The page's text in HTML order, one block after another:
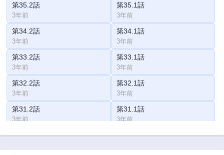
第35.2話
3年前
第35.1話
3年前
第34.2話
3年前
第34.1話
3年前
第33.2話
3年前
第33.1話
3年前
第32.2話
3年前
第32.1話
3年前
第31.2話
3年前
第31.1話
3年前
第31話 第30話